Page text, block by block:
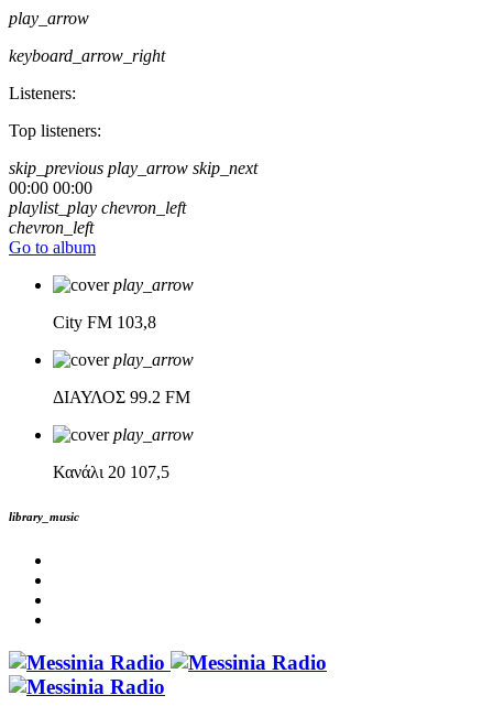
play_arrow
keyboard_arrow_right
Listeners:
Top listeners:
skip_previous play_arrow skip_next
00:00 00:00
playlist_play chevron_left
chevron_left
Go to album
play_arrow
City FM 103,8
play_arrow
ΔΙΑΥΛΟΣ 99.2 FM
play_arrow
Κανάλι 20 107,5
library_music